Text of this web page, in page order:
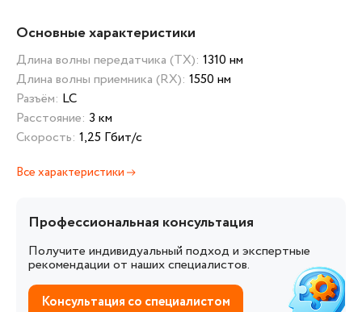
Основные характеристики
Длина волны передатчика (TX): 1310 нм
Длина волны приемника (RX): 1550 нм
Разъём: LC
Расстояние: 3 км
Скорость: 1,25 Гбит/с
Все характеристики
Профессиональная консультация
Получите индивидуальный подход и экспертные
рекомендации от наших специалистов.
Консультация со специалистом